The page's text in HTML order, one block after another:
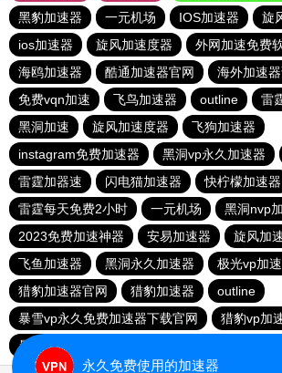
黑豹加速器
一元机场 IOS加速器
旋
ios加速器
旋风加速度器 外网加速免费
海鸥加速器
酷通加速器官网
海外加速
免费vqn加速
飞鸟加速器 outline
雷
黑洞加速
旋风加速度器
飞狗加速器
instagram免费加速器
黑洞vp永久加速器
雷霆加器速
闪电猫加速器 快柠檬加速器
雷霆每天免费2小时
一元机场
黑洞nvp
2023免费加速神器
安易加速器
旋风加
飞鱼加速器
黑洞永久加速器 极光vp加
猎豹加速器官网
猎豹加速器
outline
暴雪vp永久免费加速器下载官网
猎豹vp加
暴雪vp永久免费加速器下载官网
永久免费使用的加速器